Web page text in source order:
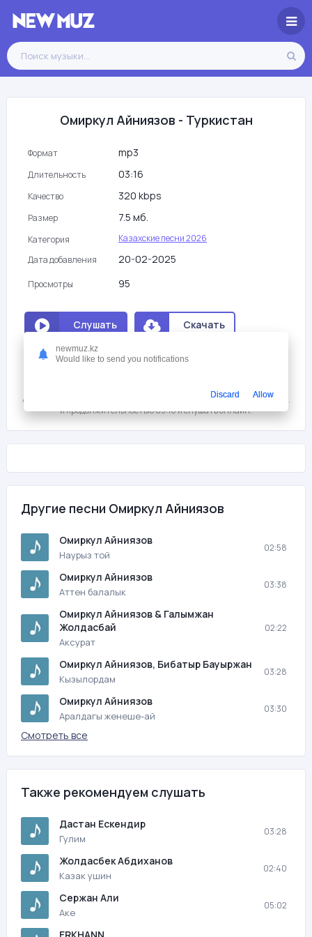
Омиркул Айниязов - Туркистан
Формат mp3
Длительность 03:16
Качество 320 kbps
Размер 7.5 мб.
Категория
Казахские песни 2026
Дата добавления
20-02-2025
Просмотры 95
Слушать Скачать
Мне нравится 1
Айниязов - Туркистан с битрейтом 320 kb/s, размером файла 7.5 мб.
и продолжительностью 03:16 и слушать онлайн.
Другие песни Омиркул Айниязов
Омиркул Айниязов
Наурыз той
02:58
Омиркул Айниязов
Аттен балалык
03:38
Омиркул Айниязов & Галымжан
Жолдасбай
Аксурат
02:22
Омиркул Айниязов, Бибатыр Бауыржан
Кызылордам
03:28
Омиркул Айниязов
Аралдагы женеше-ай
03:30
Смотреть все
Также рекомендуем слушать
Дастан Ескендир
Гулим
03:28
Жолдасбек Абдиханов
Казак ушин
02:40
Сержан Али
Аке
05:02
newmuz.kz
Would like to send you notifications
Discard Allow